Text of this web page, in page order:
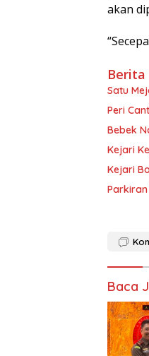
akan
Satu
Peri
Bebek
Kejari
Kejari
Parkiran
Baca